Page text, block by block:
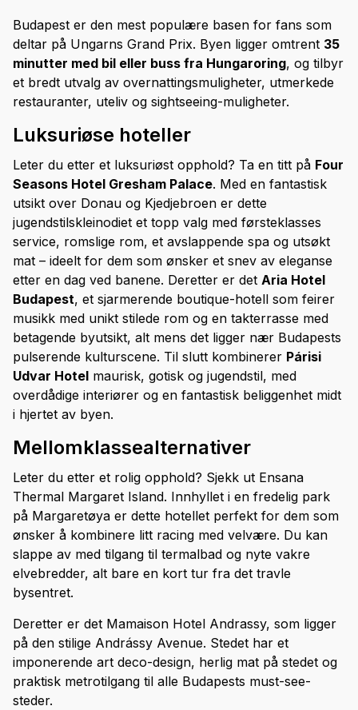
Budapest er den mest populære basen for fans som
deltar på Ungarns Grand Prix. Byen ligger omtrent 35
minutter med bil eller buss fra Hungaroring, og tilbyr
et bredt utvalg av overnattingsmuligheter, utmerkede
restauranter, uteliv og sightseeing-muligheter.
Luksuriøse hoteller
Leter du etter et luksuriøst opphold? Ta en titt på Four
Seasons Hotel Gresham Palace. Med en fantastisk
utsikt over Donau og Kjedjebroen er dette
jugendstilskleinodiet et topp valg med førsteklasses
service, romslige rom, et avslappende spa og utsøkt
mat – ideelt for dem som ønsker et snev av eleganse
etter en dag ved banene. Deretter er det Aria Hotel
Budapest, et sjarmerende boutique-hotell som feirer
musikk med unikt stilede rom og en takterrasse med
betagende byutsikt, alt mens det ligger nær Budapests
pulserende kulturscene. Til slutt kombinerer Párisi
Udvar Hotel maurisk, gotisk og jugendstil, med
overdådige interiører og en fantastisk beliggenhet midt
i hjertet av byen.
Mellomklassealternativer
Leter du etter et rolig opphold? Sjekk ut Ensana
Thermal Margaret Island. Innhyllet i en fredelig park
på Margaretøya er dette hotellet perfekt for dem som
ønsker å kombinere litt racing med velvære. Du kan
slappe av med tilgang til termalbad og nyte vakre
elvebredder, alt bare en kort tur fra det travle
bysentret.
Deretter er det Mamaison Hotel Andrassy, som ligger
på den stilige Andrássy Avenue. Stedet har et
imponerende art deco-design, herlig mat på stedet og
praktisk metrotilgang til alle Budapests must-see-
steder.